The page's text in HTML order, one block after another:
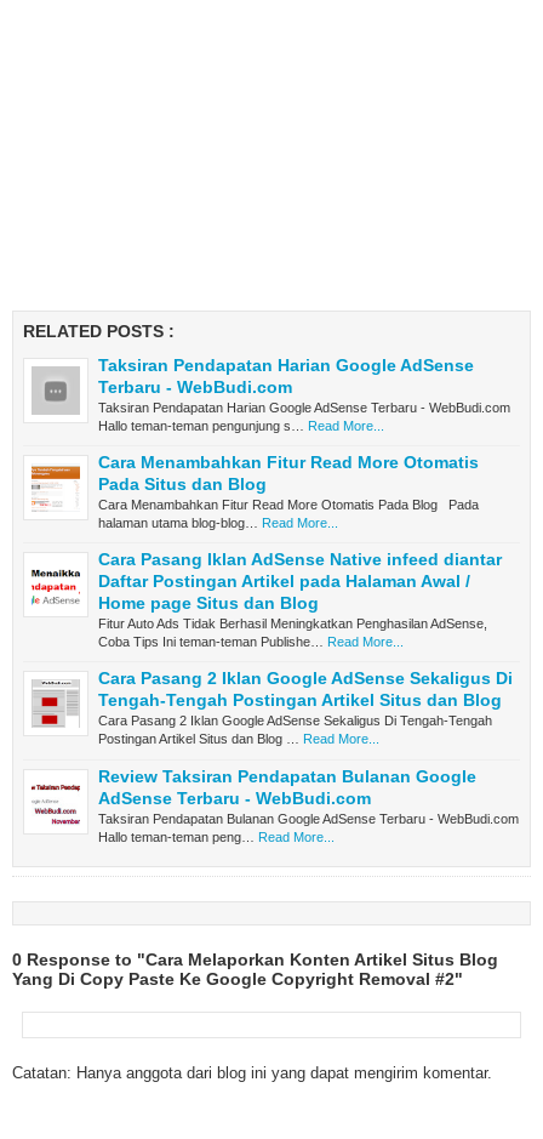
RELATED POSTS :
Taksiran Pendapatan Harian Google AdSense
Terbaru - WebBudi.com
Taksiran Pendapatan Harian Google AdSense Terbaru - WebBudi.com
Hallo teman-teman pengunjung s…
Read More...
Cara Menambahkan Fitur Read More Otomatis
Pada Situs dan Blog
Cara Menambahkan Fitur Read More Otomatis Pada Blog Pada
halaman utama blog-blog…
Read More...
Cara Pasang Iklan AdSense Native infeed diantar
Daftar Postingan Artikel pada Halaman Awal /
Home page Situs dan Blog
Fitur Auto Ads Tidak Berhasil Meningkatkan Penghasilan AdSense,
Coba Tips Ini teman-teman Publishe…
Read More...
Cara Pasang 2 Iklan Google AdSense Sekaligus Di
Tengah-Tengah Postingan Artikel Situs dan Blog
Cara Pasang 2 Iklan Google AdSense Sekaligus Di Tengah-Tengah
Postingan Artikel Situs dan Blog … Read More...
Review Taksiran Pendapatan Bulanan Google
AdSense Terbaru - WebBudi.com
Taksiran Pendapatan Bulanan Google AdSense Terbaru - WebBudi.com
Hallo teman-teman peng…
Read More...
0 Response to "Cara Melaporkan Konten Artikel Situs Blog
Yang Di Copy Paste Ke Google Copyright Removal #2"
Catatan: Hanya anggota dari blog ini yang dapat mengirim komentar.